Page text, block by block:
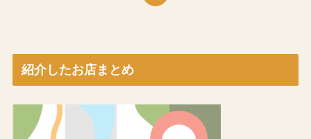
紹介したお店まとめ